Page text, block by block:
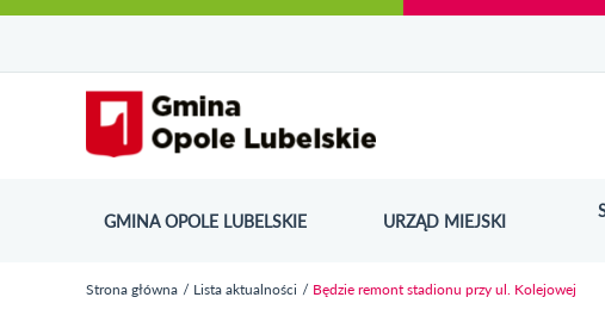
do
strony
do
menu
wyszukiwarki
ścieżki
nawigacyjnej
kategorii
aktualności
do
kalendarza
wydarzeń
do
galerii
do
stopki
GMINA OPOLE LUBELSKIE URZĄD MIEJSKIODNOŚNIK
Strona główna Lista aktualności Będzie remont stadionu przy ul. Kolejowej